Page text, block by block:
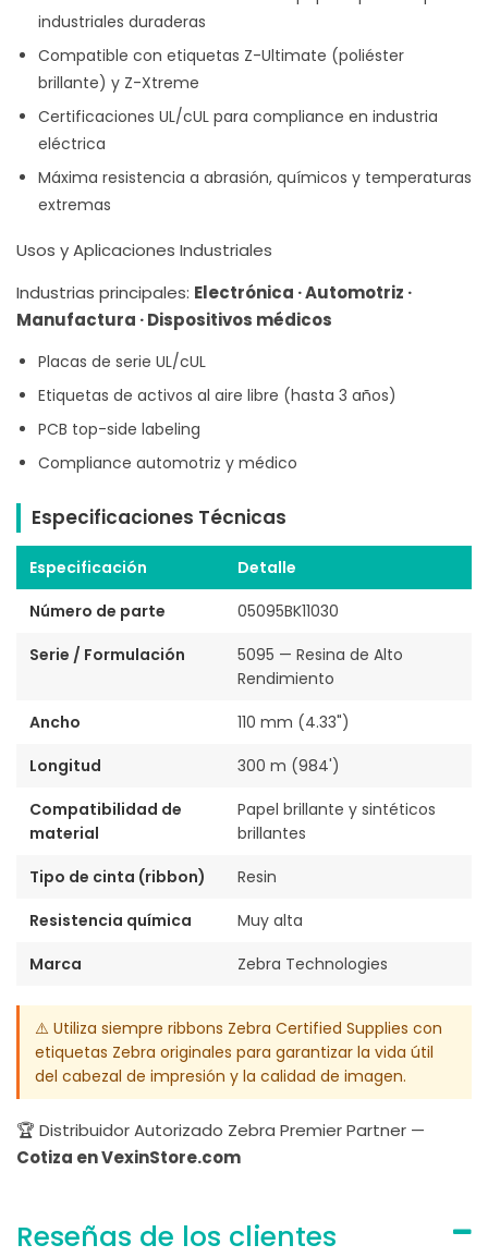
industriales duraderas
Compatible con etiquetas Z-Ultimate (poliéster
brillante) y Z-Xtreme
Certificaciones UL/cUL para compliance en industria
eléctrica
Máxima resistencia a abrasión, químicos y temperaturas
extremas
Usos y Aplicaciones Industriales
Industrias principales: Electrónica · Automotriz ·
Manufactura · Dispositivos médicos
Placas de serie UL/cUL
Etiquetas de activos al aire libre (hasta 3 años)
PCB top-side labeling
Compliance automotriz y médico
Especificaciones Técnicas
Especificación
Detalle
Número de parte
05095BK11030
Serie / Formulación
5095 — Resina de Alto
Rendimiento
Ancho
110 mm (4.33")
Longitud
300 m (984')
Compatibilidad de
material
Papel brillante y sintéticos
brillantes
Tipo de cinta (ribbon)
Resin
Resistencia química
Muy alta
Marca
Zebra Technologies
⚠️ Utiliza siempre ribbons Zebra Certified Supplies con
etiquetas Zebra originales para garantizar la vida útil
del cabezal de impresión y la calidad de imagen.
🏆 Distribuidor Autorizado Zebra Premier Partner —
Cotiza en VexinStore.com
Reseñas de los clientes